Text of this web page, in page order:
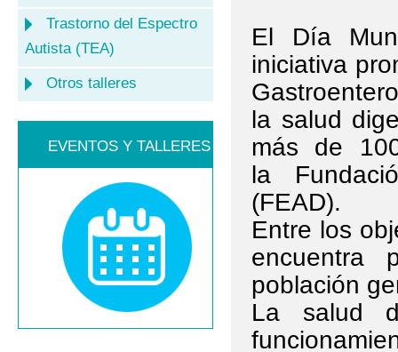
Trastorno del Espectro
Autista (TEA)
Otros talleres
EVENTOS Y TALLERES
El Día
iniciativa
la salud
más de
la
(FEAD).
Entre los
encuentra
población
La salud